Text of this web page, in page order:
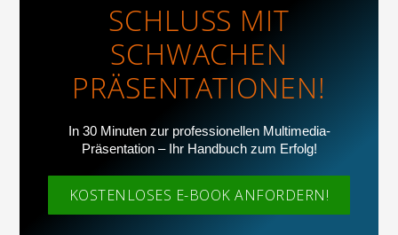
SCHLUSS MIT
SCHWACHEN
PRÄSENTATIONEN!
In 30 Minuten zur professionellen Multimedia-
Präsentation – Ihr Handbuch zum Erfolg!
KOSTENLOSES E-BOOK ANFORDERN!